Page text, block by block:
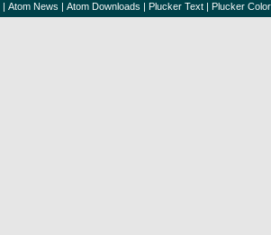
| Atom News | Atom Downloads | Plucker Text | Plucker Color